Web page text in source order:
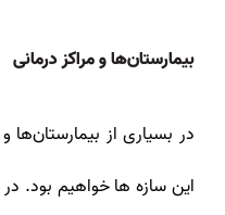
بیمارستان‌ها و مراکز درمانی
در بسیاری از بیمارستان‌ها
این سازه‌ ها خواهیم بود.